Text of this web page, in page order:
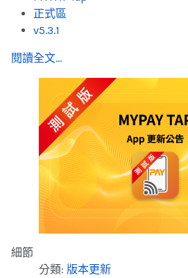
正式區
v5.3.1
閱讀全文...
細節
分類: 版本更新